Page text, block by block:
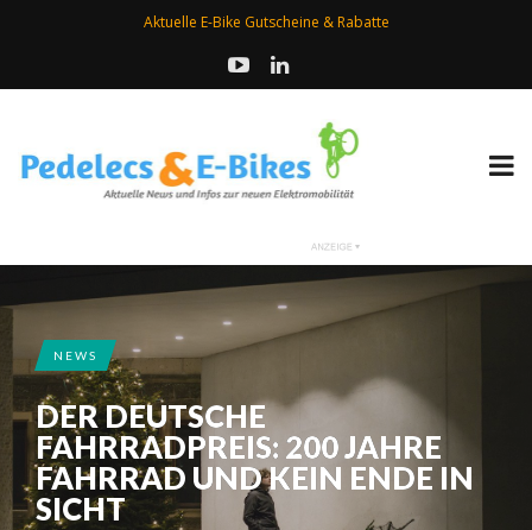
Aktuelle E-Bike Gutscheine & Rabatte
NEWS
DER DEUTSCHE
FAHRRADPREIS: 200 JAHRE
FAHRRAD UND KEIN ENDE IN
SICHT